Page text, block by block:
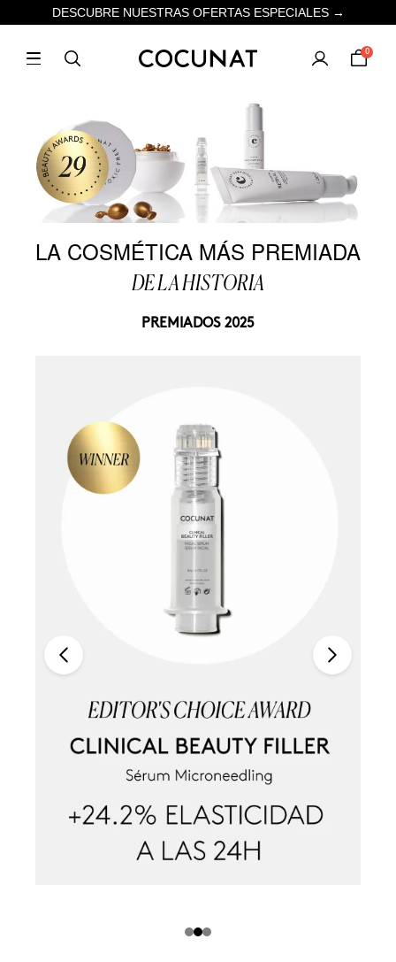
DESCUBRE NUESTRAS OFERTAS ESPECIALES →
0
LA COSMÉTICA MÁS PREMIADA
DE LA HISTORIA
PREMIADOS 2025